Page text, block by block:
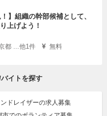
】組織の幹部候補として、
上げよう！
都 ...他1件
無料
イトを探す
ドレイザーの求人募集